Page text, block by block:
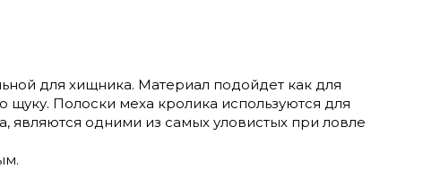
для хищника. Материал подойдет как для
Полоски меха кролика используются для
являются одними из самых уловистых при ловле